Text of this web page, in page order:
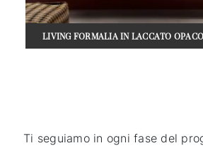
LIVING FORMALIA IN LACCATO
Ti seguiamo in ogni fase del